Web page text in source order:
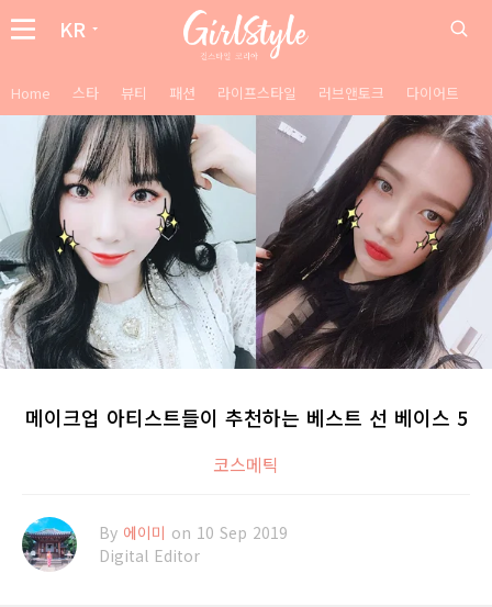
KR
Home 스타 뷰티 패션 라이프스타일 러브앤토크 다이어트
메이크업 아티스트들이 추천하는 베스트 선 베이스 5
코스메틱
By 에이미 on 10 Sep 2019
Digital Editor